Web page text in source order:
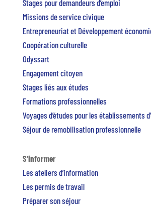
Stages pour demandeurs d’emploi
Missions de service civique
Entrepreneuriat et Développement
Coopération culturelle
Odyssart
Engagement citoyen
Stages liés aux études
Formations professionnelles
Voyages d’études pour les établissements
Séjour de remobilisation professionnelle
S’informer
Les ateliers d’information
Les permis de travail
Préparer son séjour